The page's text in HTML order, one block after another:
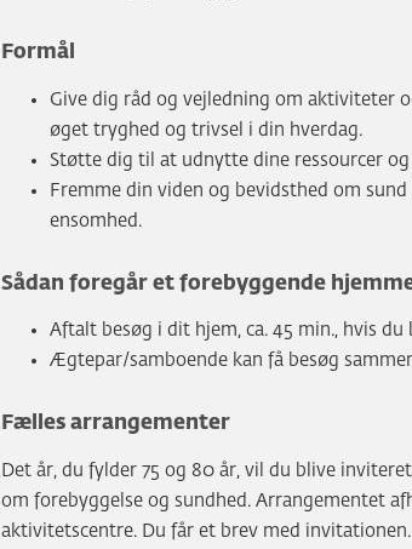
Formål
Give dig råd og vejledning om aktiviteter
øget tryghed og trivsel i din hverdag.
Støtte dig til at udnytte dine ressourcer
Fremme din viden og bevidsthed om
ensomhed.
Sådan foregår et forebyggende
Aftalt besøg i dit hjem, ca. 45 min., hvis
Ægtepar/samboende kan få besøg
Fælles arrangementer
Det år, du fylder 75 og 80 år, vil du blive
om forebyggelse og sundhed. Arrangementet
aktivitetscentre. Du får et brev med invitationen.